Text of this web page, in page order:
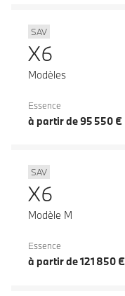
SAV
X6
Modèles
Essence
à partir de 95 550 €
SAV
X6
Modèle M
Essence
à partir de 121 850 €